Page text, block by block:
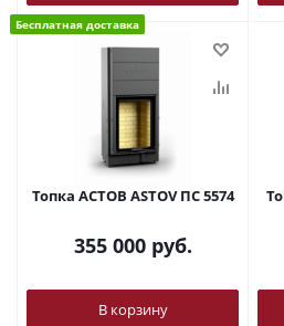
Бесплатная доставка
Топка АСТОВ ASTOV ПС 5574
355 000руб.
В корзину